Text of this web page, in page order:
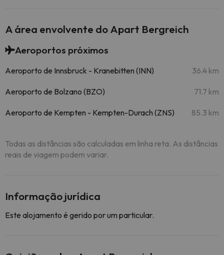
A área envolvente do Apart Bergreich
Aeroportos próximos
Aeroporto de Innsbruck - Kranebitten (INN) 36.4 km
Aeroporto de Bolzano (BZO) 71.7 km
Aeroporto de Kempten - Kempten-Durach (ZNS) 85.3 km
Todas as distâncias são calculadas em linha reta. As distâncias
reais de viagem podem variar.
Informação jurídica
Este alojamento é gerido por um particular.